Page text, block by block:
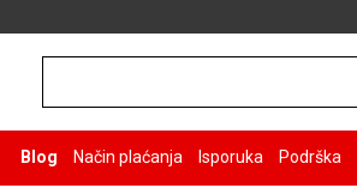
Blog Način plaćanja Isporuka Podrška